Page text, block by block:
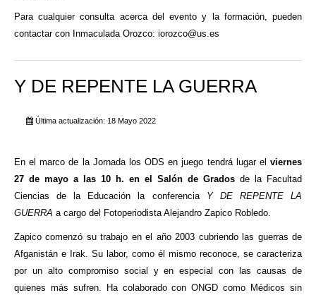
Para cualquier consulta acerca del evento y la formación, pueden
contactar con Inmaculada Orozco: iorozco@us.es
Y DE REPENTE LA GUERRA
Última actualización: 18 Mayo 2022
En el marco de la Jornada los ODS en juego tendrá lugar el viernes
27 de mayo a las 10 h. en el Salón de Grados de la Facultad
Ciencias de la Educación la conferencia Y DE REPENTE LA
GUERRA a cargo del Fotoperiodista Alejandro Zapico Robledo.
Zapico comenzó su trabajo en el año 2003 cubriendo las guerras de
Afganistán e Irak. Su labor, como él mismo reconoce, se caracteriza
por un alto compromiso social y en especial con las causas de
quienes más sufren. Ha colaborado con ONGD como Médicos sin